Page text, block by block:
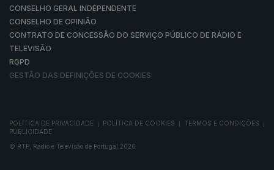
CONSELHO GERAL INDEPENDENTE
CONSELHO DE OPINIÃO
CONTRATO DE CONCESSÃO DO SERVIÇO PÚBLICO DE RÁDIO E
TELEVISÃO
RGPD
GESTÃO DAS DEFINIÇÕES DE COOKIES
POLÍTICA DE PRIVACIDADE POLÍTICA DE COOKIES TERMOS E CONDIÇÕES
PUBLICIDADE
© RTP, Rádio e Televisão de Portugal 2026